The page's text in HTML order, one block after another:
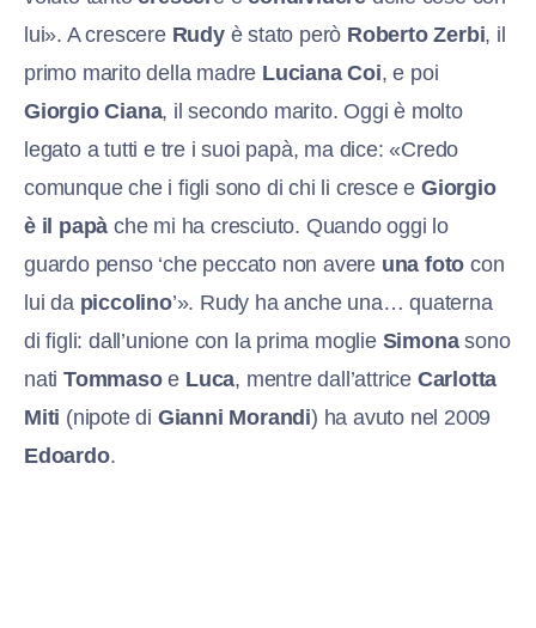
lui». A crescere Rudyè stato però Roberto Zerbi, il
primo marito della madre Luciana Coi, e poi
Giorgio Ciana, il secondo marito. Oggi è molto
legato a tutti e tre i suoi papà, ma dice: «Credo
comunque che i figli sono di chi li cresce e Giorgio
è il papà che mi ha cresciuto. Quando oggi lo
guardo penso ‘che peccato non avere una foto con
lui da piccolino’». Rudy ha anche una… quaterna
di figli: dall’unione con la prima moglie Simonasono
nati Tommasoe Luca, mentre dall’attrice Carlotta
Miti (nipote di Gianni Morandi) ha avuto nel 2009
Edoardo.